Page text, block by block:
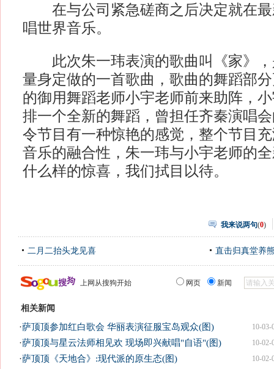
在与公司紧急磋商之后决定就在最
唱世界音乐。
此次朱一玮表演的歌曲叫《家》，
量身定做的一首歌曲，歌曲的舞蹈部
的御用舞蹈老师小宇老师前来助阵，
排一个全新的舞蹈，曾担任齐秦演唱
令节目有一种惊艳的感觉，整个节目
音乐的融合性，朱一玮与小宇老师的
什么样的惊喜，我们拭目以待。
我来说两句(0)
二月二抬头龙见喜 直击归真堂养
上网从搜狗开始 网页 新闻
相关新闻
10-03-
·萨顶顶参加红白歌会 华丽表演征服宝岛观众(图)
10-02-
·萨顶顶与星云法师相见欢 现场即兴献唱"自语"(图)
10-02-
·萨顶顶《天地合》:现代派的原生态(图)